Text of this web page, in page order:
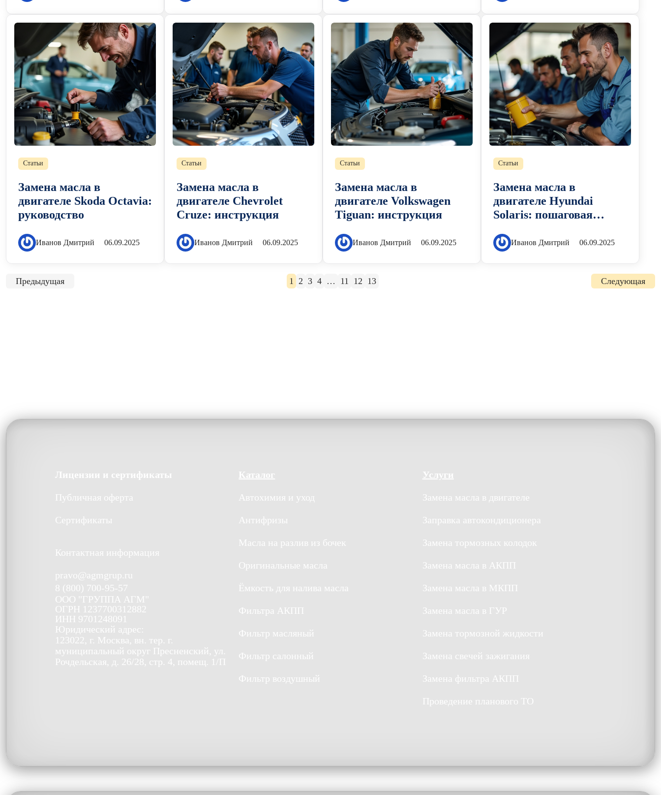
Статьи
Замена масла в
двигателе Skoda Octavia:
руководство
Иванов Дмитрий 06.09.2025
Статьи
Замена масла в
двигателе Chevrolet
Cruze: инструкция
Иванов Дмитрий 06.09.2025
Статьи
Замена масла в
двигателе Volkswagen
Tiguan: инструкция
Иванов Дмитрий 06.09.2025
Статьи
Замена масла в
двигателе Hyundai
Solaris: пошаговая
Иванов Дмитрий 06.09.2025
Предыдущая 1 2 3 4 … 11 12 13 Следующая
Лицензии и сертификаты
Публичная оферта
Сертификаты
Контактная информация
pravo@agmgrup.ru
8 (800) 700-95-57
ООО "ГРУППА АГМ"
ОГРН 1237700312882
ИНН 9701248091
Юридический адрес:
123022, г. Москва, вн. тер. г.
муниципальный округ Пресненский, ул.
Рочдельская, д. 26/28, стр. 4, помещ. 1/П
Каталог
Автохимия и уход
Антифризы
Масла на разлив из бочек
Оригинальные масла
Ёмкость для налива масла
Фильтра АКПП
Фильтр масляный
Фильтр салонный
Фильтр воздушный
Услуги
Замена масла в двигателе
Заправка автокондиционера
Замена тормозных колодок
Замена масла в АКПП
Замена масла в МКПП
Замена масла в ГУР
Замена тормозной жидкости
Замена свечей зажигания
Замена фильтра АКПП
Проведение планового ТО